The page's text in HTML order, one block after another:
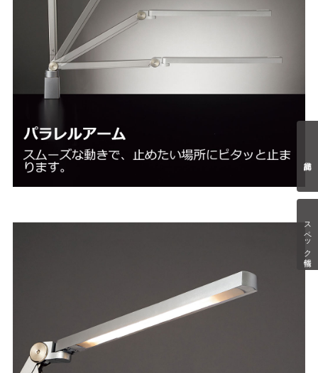
スペック情報